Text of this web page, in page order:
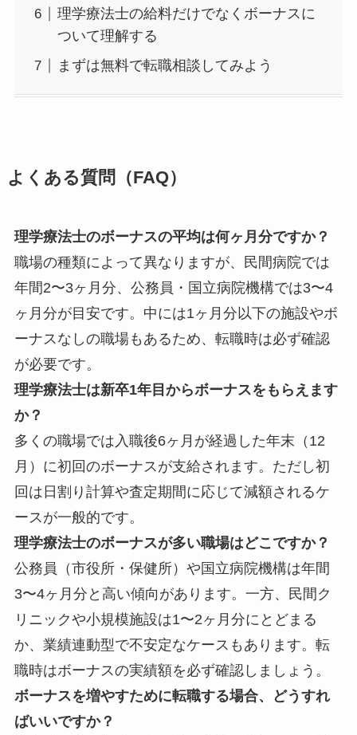
理学療法士の給料だけでなくボーナスに
ついて理解する
まずは無料で転職相談してみよう
よくある質問（FAQ）
理学療法士のボーナスの平均は何ヶ月分ですか？
職場の種類によって異なりますが、民間病院では
年間2〜3ヶ月分、公務員・国立病院機構では3〜4
ヶ月分が目安です。中には1ヶ月分以下の施設やボ
ーナスなしの職場もあるため、転職時は必ず確認
が必要です。
理学療法士は新卒1年目からボーナスをもらえます
か？
多くの職場では入職後6ヶ月が経過した年末（12
月）に初回のボーナスが支給されます。ただし初
回は日割り計算や査定期間に応じて減額されるケ
ースが一般的です。
理学療法士のボーナスが多い職場はどこですか？
公務員（市役所・保健所）や国立病院機構は年間
3〜4ヶ月分と高い傾向があります。一方、民間ク
リニックや小規模施設は1〜2ヶ月分にとどまる
か、業績連動型で不安定なケースもあります。転
職時はボーナスの実績額を必ず確認しましょう。
ボーナスを増やすために転職する場合、どうすれ
ばいいですか？